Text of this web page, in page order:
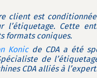
client est
l’étiquetage. Cette
formats coniques.
Konicde CDA a été
de
CDA alliés à